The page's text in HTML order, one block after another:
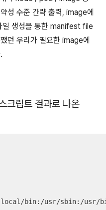
성 수준 간략 출력, image에
생성을 통한 manifest file
던 우리가 필요한 image에
립트 결과로 나온
local/bin:/usr/sbin:/usr/